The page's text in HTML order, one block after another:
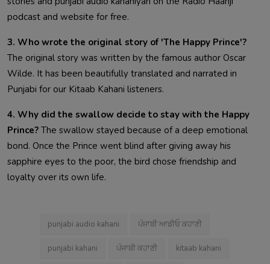
podcast and website for free.
3. Who wrote the original story of 'The Happy Prince'?
The original story was written by the famous author Oscar
Wilde. It has been beautifully translated and narrated in
Punjabi for our Kitaab Kahani listeners.
4. Why did the swallow decide to stay with the Happy
Prince? The swallow stayed because of a deep emotional
bond. Once the Prince went blind after giving away his
sapphire eyes to the poor, the bird chose friendship and
loyalty over its own life.
punjabi audio kahani ਪੰਜਾਬੀ ਆਡੀਓ ਕਹਾਣੀ
punjabi kahani ਪੰਜਾਬੀ ਕਹਾਣੀ kitaab kahani